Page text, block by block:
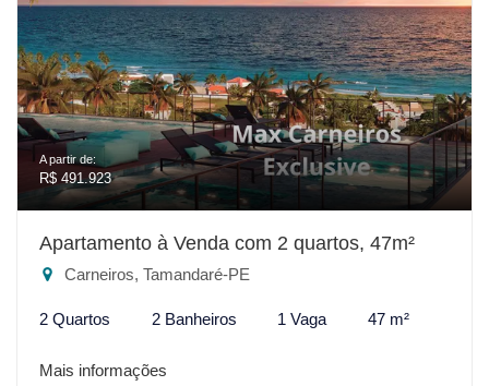
A partir de:
R$ 491.923
Apartamento à Venda com 2 quartos, 47m²
Carneiros, Tamandaré-PE
2 Quartos 2 Banheiros 1 Vaga 47 m²
Mais informações